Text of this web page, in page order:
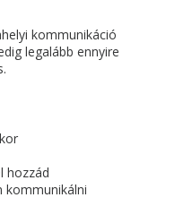
kommunikáció
legalább ennyire
hozzád
kommunikálni